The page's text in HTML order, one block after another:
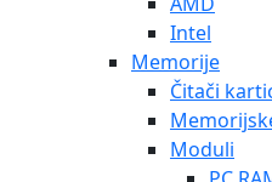
Intel
Memorije
Čitači
Moduli